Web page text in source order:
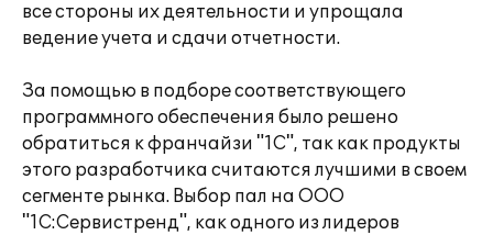
все стороны их деятельности и упрощала
ведение учета и сдачи отчетности.
За помощью в подборе соответствующего
программного обеспечения было решено
обратиться к франчайзи "1С", так как продукты
этого разработчика считаются лучшими в своем
сегменте рынка. Выбор пал на ООО
"1С:Сервистренд", как одного из лидеров